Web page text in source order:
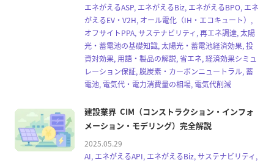
エネがえるASP, エネがえるBiz, エネがえるBPO, エネ
がえるEV・V2H, オール電化（IH・エコキュート）,
オフサイトPPA, サステナビリティ, 再エネ調達, 太陽
光・蓄電池の基礎知識, 太陽光・蓄電池経済効果, 投
資対効果, 用語・製品の解説, 省エネ, 経済効果シミュ
レーション保証, 脱炭素・カーボンニュートラル, 蓄
電池, 電気代・電力消費量の相場, 電気代削減
建設業界 CIM（コンストラクション・インフォ
メーション・モデリング）完全解説
2025.05.29
AI, エネがえるAPI, エネがえるBiz, サステナビリティ,